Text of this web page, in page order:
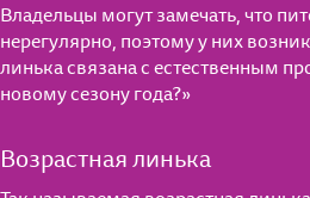
Владельцы могут замечать, что
нерегулярно, поэтому у них
линька связана с естественным
новому сезону года?»
Возрастная линька